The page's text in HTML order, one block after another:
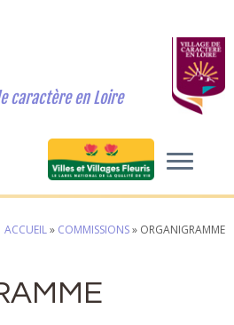
caractère en Loire
ACCUEIL» COMMISSIONS» ORGANIGRAMME